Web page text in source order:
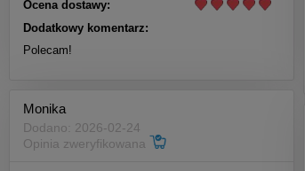
Ocena dostawy:
Dodatkowy komentarz:
Polecam!
Monika
Dodano: 2026-02-24
Opinia zweryfikowana